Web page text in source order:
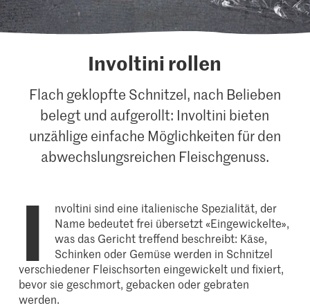
Involtini rollen
Flach geklopfte Schnitzel, nach Belieben
belegt und aufgerollt: Involtini bieten
unzählige einfache Möglichkeiten für den
abwechslungsreichen Fleischgenuss.
I
nvoltini sind eine italienische Spezialität, der
Name bedeutet frei übersetzt «Eingewickelte»,
was das Gericht treffend beschreibt: Käse,
Schinken oder Gemüse werden in Schnitzel
verschiedener Fleischsorten eingewickelt und fixiert,
bevor sie geschmort, gebacken oder gebraten
werden.